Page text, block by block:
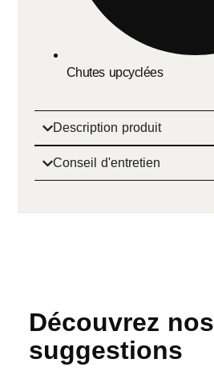
Chutes upcyclées
Description produit
Conseil d'entretien
Découvrez nos
suggestions